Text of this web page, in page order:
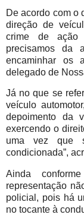
De acordo com o
direção de
crime de ação
precisamos da
encaminhar os
delegado de
Já no que se
veículo
depoimento da
exercendo o
uma vez que
condicionada”,
Ainda
representação
policial, pois há
no tocante à